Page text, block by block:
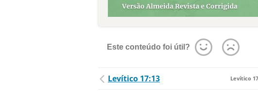
Este conteúdo foi útil?
Levítico 17:13 Levítico